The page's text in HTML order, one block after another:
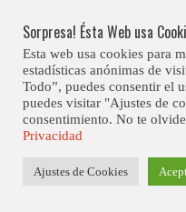
content
Club Contest.
Posts tagged
Sorpresa! Ésta Web usa
Esta web usa cookies para
estadísticas anónimas de
Todo”, puedes consentir el
puedes visitar "Ajustes de
consentimiento. No te
Privacidad
Ajustes de Cookies